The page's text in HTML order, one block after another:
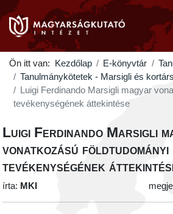
Ön itt van: Kezdőlap E-könyvtár
Tanulmánykötetek - Marsigli és
Luigi Ferdinando Marsigli magyar
tevékenységének áttekintése
Luigi Ferdinando Marsigli
vonatkozású földtudományi
tevékenységének
írta: MKI